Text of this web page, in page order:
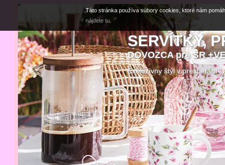
SERVÍTKY,
DOVOZCA pre SR
Exkluzívny štýl v prestieraní
Táto stránka používa súbory cookies, ktoré nám
nájdete tu.